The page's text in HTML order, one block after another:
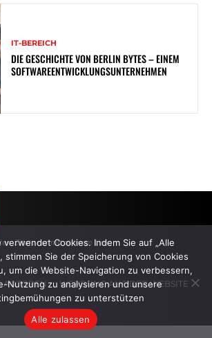
IT-BEREICH
DIE GESCHICHTE VON BERLIN BYTES – EINEM
SOFTWAREENTWICKLUNGSUNTERNEHMEN
Zitate nur mit aktivem Link.
AUTOREN WERBUNG AUF DER WEBSITE
verwendet Cookies. Indem Sie auf „Alle
stimmen Sie der Speicherung von Cookies
um die Website-Navigation zu verbessern,
Nutzung zu analysieren und unsere
zu unterstützen
Alle zulassen